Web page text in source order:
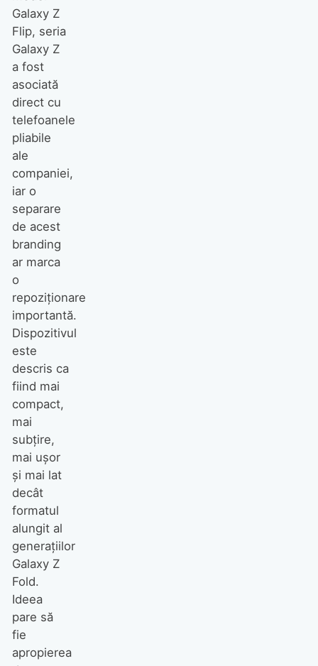
Galaxy Z
Flip, seria
Galaxy Z
a fost
asociată
direct cu
telefoanele
pliabile
ale
companiei,
iar o
separare
de acest
branding
ar marca
o
repoziționare
importantă.
Dispozitivul
este
descris ca
fiind mai
compact,
mai
subțire,
mai ușor
și mai lat
decât
formatul
alungit al
generațiilor
Galaxy Z
Fold.
Ideea
pare să
fie
apropierea